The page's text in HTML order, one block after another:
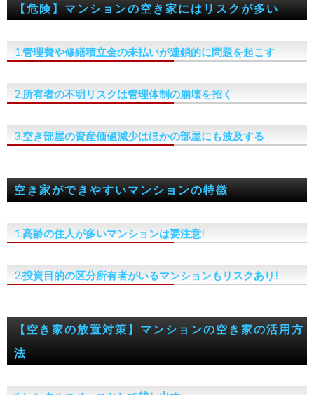
【危険】マンションの空き家にはリスクが多い
1.管理費や修繕積立金の未払いが連鎖的に問題を起こす
2.所有者の不明リスクは管理体制の崩壊を招く
3.空き部屋の資産価値減少はほかの部屋にも波及する
空き家ができやすいマンションの特徴
1.高齢の住人が多いマンションは要注意!
2.投資目的の区分所有者がいるマンションもリスクあり!
【空き家の放置対策】マンションの空き家の活用方
法